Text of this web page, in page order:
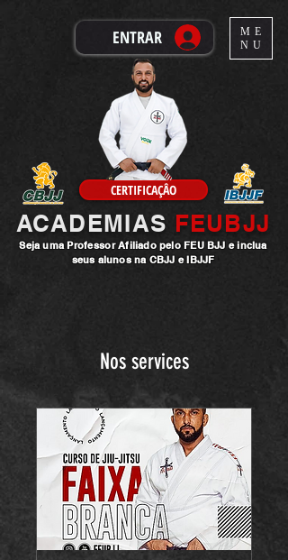
ENTRAR
CERTIFICAÇÂO
ACADEMIAS FEUBJJ
Seja uma ProfessorAfiliado pelo FEU BJJ e inclua
seus alunos na CBJJ e IBJJF
ME
NU
Nos services